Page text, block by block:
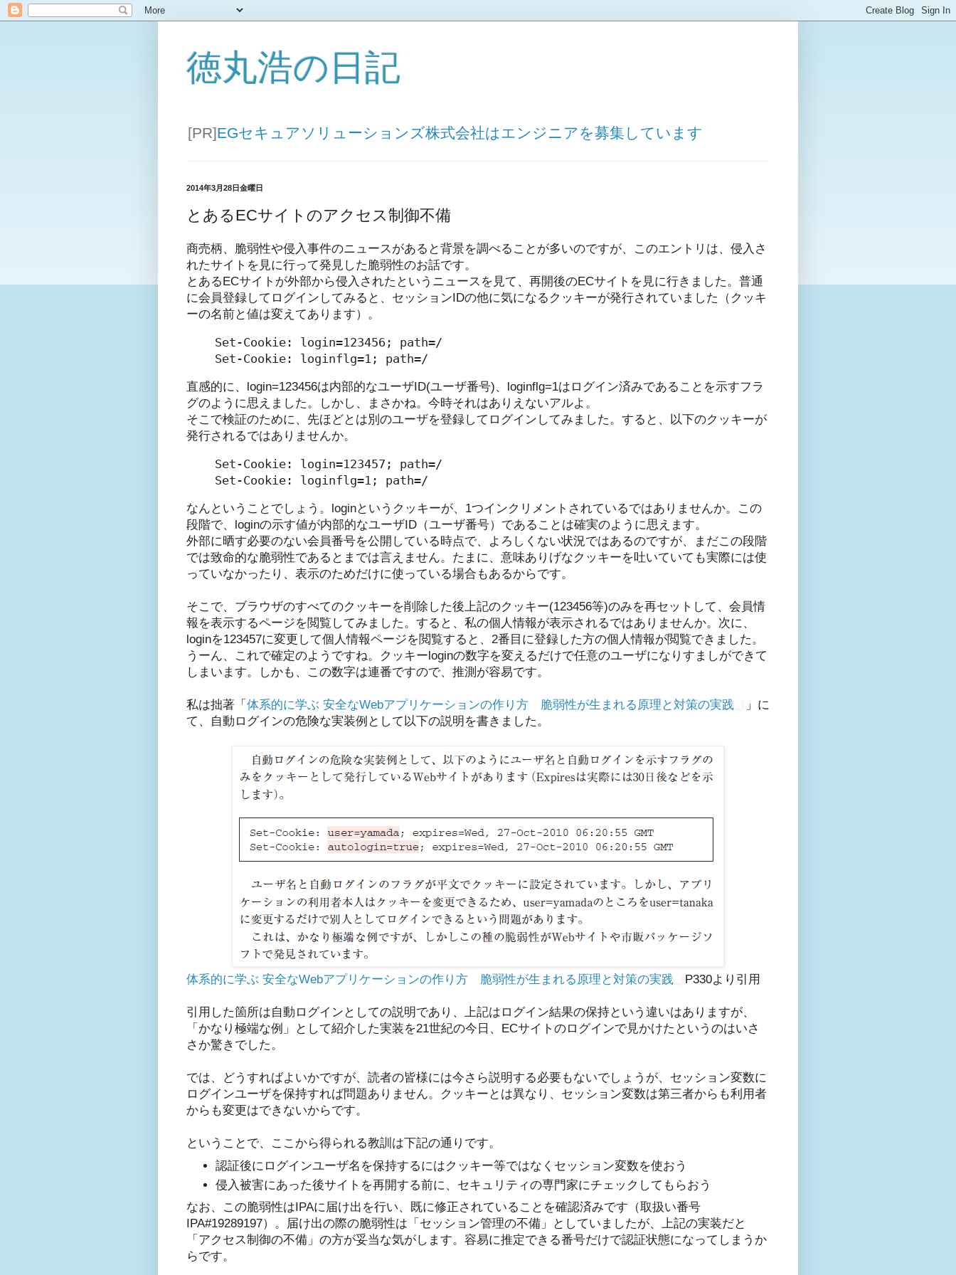
徳丸浩の日記
[PR]EGセキュアソリューションズ株式会社はエンジニアを募集しています
2014年3月28日金曜日
とあるECサイトのアクセス制御不備
商売柄、脆弱性や侵入事件のニュースがあると背景を調べることが多いのですが、このエントリは、侵入さ
れたサイトを見に行って発見した脆弱性のお話です。
とあるECサイトが外部から侵入されたというニュースを見て、再開後のECサイトを見に行きました。普通
に会員登録してログインしてみると、セッションIDの他に気になるクッキーが発行されていました（クッキ
ーの名前と値は変えてあります）。
Set-Cookie: login=123456; path=/
Set-Cookie: loginflg=1; path=/
直感的に、login=123456は内部的なユーザID(ユーザ番号)、loginflg=1はログイン済みであることを示すフラ
グのように思えました。しかし、まさかね。今時それはありえないアルよ。
そこで検証のために、先ほどとは別のユーザを登録してログインしてみました。すると、以下のクッキーが
発行されるではありませんか。
Set-Cookie: login=123457; path=/
Set-Cookie: loginflg=1; path=/
なんということでしょう。loginというクッキーが、1つインクリメントされているではありませんか。この
段階で、loginの示す値が内部的なユーザID（ユーザ番号）であることは確実のように思えます。
外部に晒す必要のない会員番号を公開している時点で、よろしくない状況ではあるのですが、まだこの段階
では致命的な脆弱性であるとまでは言えません。たまに、意味ありげなクッキーを吐いていても実際には使
っていなかったり、表示のためだけに使っている場合もあるからです。
そこで、ブラウザのすべてのクッキーを削除した後上記のクッキー(123456等)のみを再セットして、会員情
報を表示するページを閲覧してみました。すると、私の個人情報が表示されるではありませんか。次に、
loginを123457に変更して個人情報ページを閲覧すると、2番目に登録した方の個人情報が閲覧できました。
うーん、これで確定のようですね。クッキーloginの数字を変えるだけで任意のユーザになりすましができて
しまいます。しかも、この数字は連番ですので、推測が容易です。
私は拙著「 体系的に学ぶ 安全なWebアプリケーションの作り方 脆弱性が生まれる原理と対策の実践
」に
て、自動ログインの危険な実装例として以下の説明を書きました。
体系的に学ぶ 安全なWebアプリケーションの作り方 脆弱性が生まれる原理と対策の実践 P330より引用
引用した箇所は自動ログインとしての説明であり、上記はログイン結果の保持という違いはありますが、
「かなり極端な例」として紹介した実装を21世紀の今日、ECサイトのログインで見かけたというのはいさ
さか驚きでした。
では、どうすればよいかですが、読者の皆様には今さら説明する必要もないでしょうが、セッション変数に
ログインユーザを保持すれば問題ありません。クッキーとは異なり、セッション変数は第三者からも利用者
からも変更はできないからです。
ということで、ここから得られる教訓は下記の通りです。
認証後にログインユーザ名を保持するにはクッキー等ではなくセッション変数を使おう
侵入被害にあった後サイトを再開する前に、セキュリティの専門家にチェックしてもらおう
なお、この脆弱性はIPAに届け出を行い、既に修正されていることを確認済みです（取扱い番号
IPA#19289197）。届け出の際の脆弱性は「セッション管理の不備」としていましたが、上記の実装だと
「アクセス制御の不備」の方が妥当な気がします。容易に推定できる番号だけで認証状態になってしまうか
らです。